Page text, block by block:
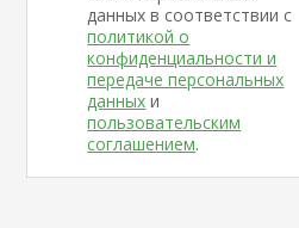
данных в соответствии с
политикой о
конфиденциальности и
передаче персональных
данных и
пользовательским
соглашением.